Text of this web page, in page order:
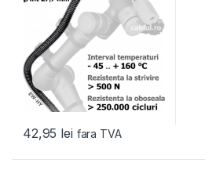
42,95 lei fara TVA